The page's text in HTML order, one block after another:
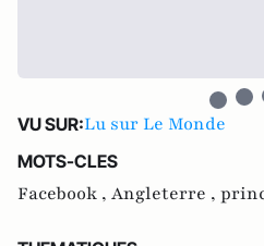
VU SUR:Lu sur Le Monde
MOTS-CLES
Facebook , Angleterre ,